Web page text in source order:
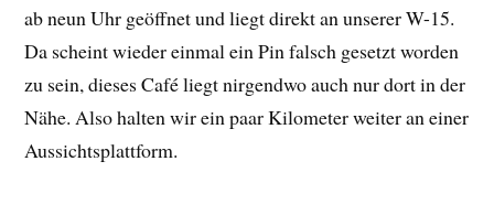
ab neun Uhr geöffnet und liegt direkt an unserer W-15.
Da scheint wieder einmal ein Pin falsch gesetzt worden
zu sein, dieses Café liegt nirgendwo auch nur dort in der
Nähe. Also halten wir ein paar Kilometer weiter an einer
Aussichtsplattform.